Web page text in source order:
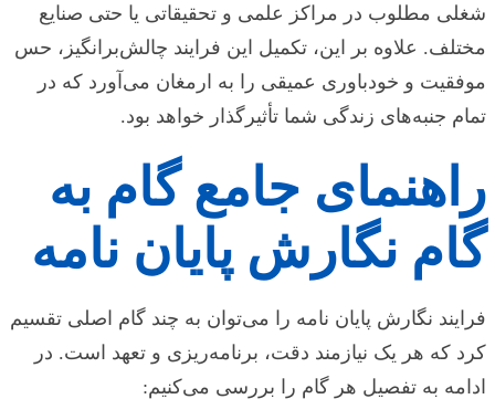
شغلی مطلوب در مراکز علمی و تحقیقاتی یا حتی صنایع
مختلف. علاوه بر این، تکمیل این فرایند چالش‌برانگیز، حس
موفقیت و خودباوری عمیقی را به ارمغان می‌آورد که در
تمام جنبه‌های زندگی شما تأثیرگذار خواهد بود.
راهنمای جامع گام به
گام نگارش پایان نامه
فرایند نگارش پایان نامه را می‌توان به چند گام اصلی تقسیم
کرد که هر یک نیازمند دقت، برنامه‌ریزی و تعهد است. در
ادامه به تفصیل هر گام را بررسی می‌کنیم: